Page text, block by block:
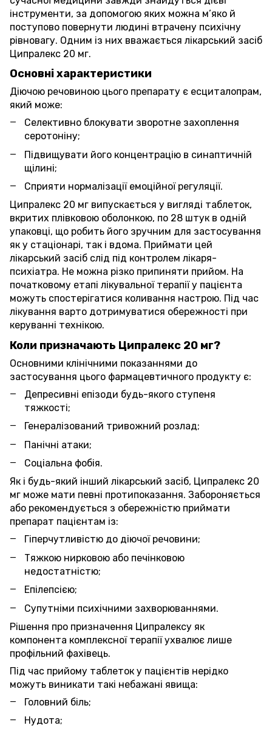
інструменти, за допомогою яких можна м’яко й
поступово повернути людині втрачену психічну
рівновагу. Одним із них вважається лікарський засіб
Ципралекс 20 мг.
Основні характеристики
Діючою речовиною цього препарату є есциталопрам,
який може:
Селективно блокувати зворотне захоплення
серотоніну;
Підвищувати його концентрацію в синаптичній
щілині;
Сприяти нормалізації емоційної регуляції.
Ципралекс 20 мг випускається у вигляді таблеток,
вкритих плівковою оболонкою, по 28 штук в одній
упаковці, що робить його зручним для застосування
як у стаціонарі, так і вдома. Приймати цей
лікарський засіб слід під контролем лікаря-
психіатра. Не можна різко припиняти прийом. На
початковому етапі лікувальної терапії у пацієнта
можуть спостерігатися коливання настрою. Під час
лікування варто дотримуватися обережності при
керуванні технікою.
Коли призначають Ципралекс 20 мг?
Основними клінічними показаннями до
застосування цього фармацевтичного продукту є:
Депресивні епізоди будь-якого ступеня
тяжкості;
Генералізований тривожний розлад;
Панічні атаки;
Соціальна фобія.
Як і будь-який інший лікарський засіб, Ципралекс 20
мг може мати певні протипоказання. Забороняється
або рекомендується з обережністю приймати
препарат пацієнтам із:
Гіперчутливістю до діючої речовини;
Тяжкою нирковою або печінковою
недостатністю;
Епілепсією;
Супутніми психічними захворюваннями.
Рішення про призначення Ципралексу як
компонента комплексної терапії ухвалює лише
профільний фахівець.
Під час прийому таблеток у пацієнтів нерідко
можуть виникати такі небажані явища:
Головний біль;
Нудота;